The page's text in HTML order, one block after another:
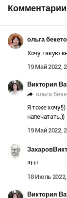
Комментарии
ольга
Хочу такую
19 Май 2022,
Виктория
ольга
Я тоже
напечатать.))
19 Май 2022,
!!++!
18 Июль
Виктория